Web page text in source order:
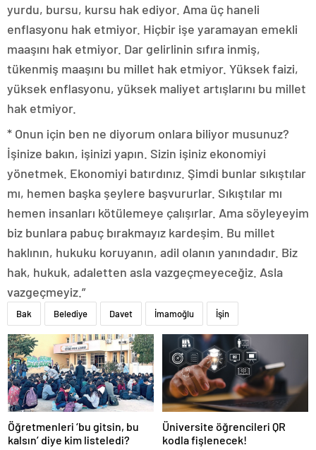
yurdu, bursu, kursu hak ediyor. Ama üç haneli
enflasyonu hak etmiyor. Hiçbir işe yaramayan emekli
maaşını hak etmiyor. Dar gelirlinin sıfıra inmiş,
tükenmiş maaşını bu millet hak etmiyor. Yüksek faizi,
yüksek enflasyonu, yüksek maliyet artışlarını bu millet
hak etmiyor.
* Onun için ben ne diyorum onlara biliyor musunuz?
İşinize bakın, işinizi yapın. Sizin işiniz ekonomiyi
yönetmek. Ekonomiyi batırdınız. Şimdi bunlar sıkıştılar
mı, hemen başka şeylere başvururlar. Sıkıştılar mı
hemen insanları kötülemeye çalışırlar. Ama söyleyeyim
biz bunlara pabuç bırakmayız kardeşim. Bu millet
haklının, hukuku koruyanın, adil olanın yanındadır. Biz
hak, hukuk, adaletten asla vazgeçmeyeceğiz. Asla
vazgeçmeyiz.”
Bak Belediye Davet İmamoğlu İşin
Öğretmenleri ‘bu gitsin, bu
kalsın’ diye kim listeledi?
Üniversite öğrencileri QR
kodla fişlenecek!